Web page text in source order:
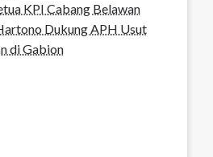
KPI Cabang Belawan
Dukung APH Usut
di Gabion